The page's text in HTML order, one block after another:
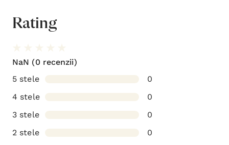
Rating
NaN (0 recenzii)
5 stele
0
4 stele
0
3 stele
0
2 stele
0